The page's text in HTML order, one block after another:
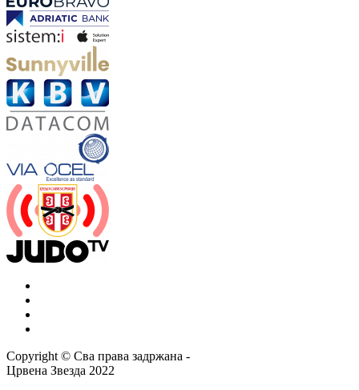
Copyright © Сва права задржана -
Црвена Звезда 2022